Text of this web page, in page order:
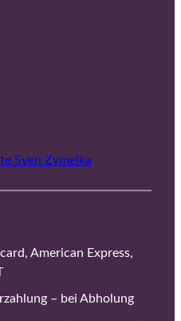
Sven Zymelka
American Express,
– bei Abholung